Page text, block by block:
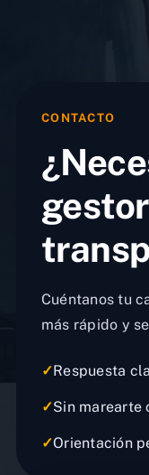
CONTACTO
Cuéntanos tu
más rápido y
✓Respuesta
✓Sin marearte
✓Orientación